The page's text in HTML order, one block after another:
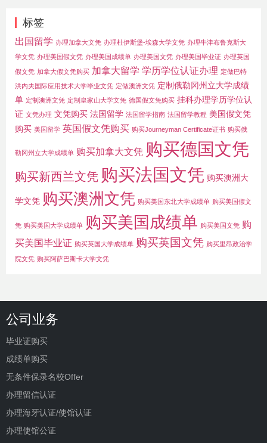
标签
出国留学 办理加拿大文凭 办理杜伊斯堡-埃森大学文凭 办理牛津布鲁克斯大
学文凭 办理美国假文凭 办理美国成绩单 办理美国文凭 办理美国毕业证 办理英国
假文凭 加拿大假文凭购买 加拿大留学 学历学位认证办理 定做巴特
洪内夫国际应用技术大学毕业文凭 定做澳洲文凭 定制俄勒冈州立大学成绩
单 定制澳洲文凭 定制皇家山大学文凭 德国假文凭购买 挂科办理学历学位认
证 文凭办理 文凭购买 法国留学 法国留学指南 法国留学教程 美国假文凭
购买 美国留学 英国假文凭购买 购买Journeyman Certificate证书 购买俄
勒冈州立大学成绩单 购买加拿大文凭 购买德国文凭
购买新西兰文凭 购买法国文凭 购买澳洲大
学文凭 购买澳洲文凭 购买美国东北大学成绩单 购买美国假文
凭 购买美国大学成绩单 购买美国成绩单 购买美国文凭 购
买美国毕业证 购买英国大学成绩单 购买英国文凭 购买里昂政治学
院文凭 购买阿萨巴斯卡大学文凭
公司业务
毕业证购买
成绩单购买
无条件保录名校Offer
办理留信认证
办理海牙认证/使馆认证
办理使馆公证